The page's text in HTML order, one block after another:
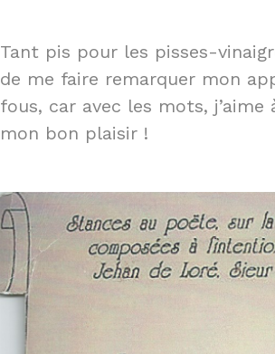
Tant pis pour les pisses-
de me faire remarquer mon
fous, car avec les mots,
mon bon plaisir !